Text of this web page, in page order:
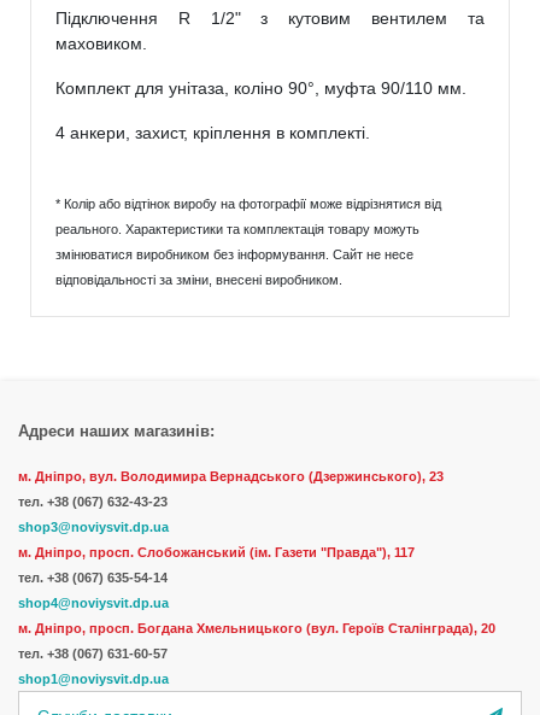
Підключення R 1/2" з кутовим вентилем та
маховиком.
Комплект для унітаза, коліно 90°, муфта 90/110 мм.
4 анкери, захист, кріплення в комплекті.
* Колір або відтінок виробу на фотографії може відрізнятися від
реального. Характеристики та комплектація товару можуть
змінюватися виробником без інформування. Сайт не несе
відповідальності за зміни, внесені виробником.
Адреси наших магазинів:
м. Дніпро, вул. Володимира Вернадського (Дзержинського), 23
тел. +38 (067) 632-43-23
shop3@noviysvit.dp.ua
м. Дніпро, просп. Слобожанський (ім. Газети "Правда"), 117
тел. +38 (067) 635-54-14
shop4@noviysvit.dp.ua
м. Дніпро, просп. Богдана Хмельницького (вул. Героїв Сталінграда), 20
тел. +38 (067) 631-60-57
shop1@noviysvit.dp.ua